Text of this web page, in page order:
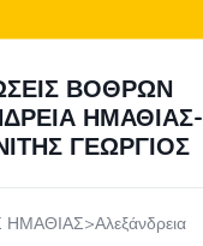
ΒΟΘΡΩΝ
ΗΜΑΘΙΑΣ-
ΓΕΩΡΓΙΟΣ